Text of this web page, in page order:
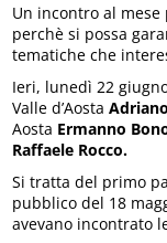
Un incontro al
perchè si possa
tematiche che
Ieri, lunedì 22
Valle d’Aosta
Aosta Ermanno
Raffaele Rocco.
Si tratta del primo
pubblico del 18
avevano incontrato